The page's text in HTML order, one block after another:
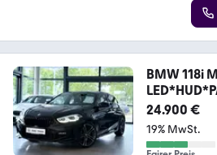
BMW 118i
24.900 €
19% MwSt.